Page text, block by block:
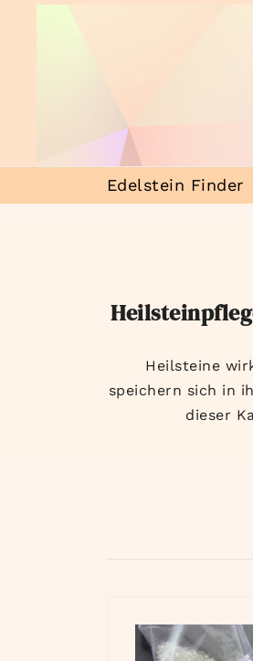
Heilsteinmagie
Lass dich verzaubern
Edelstein Finder
Heilsteine
speichern sich in
dieser